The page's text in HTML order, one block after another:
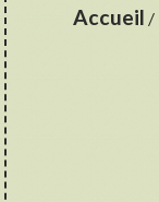
Accueil /